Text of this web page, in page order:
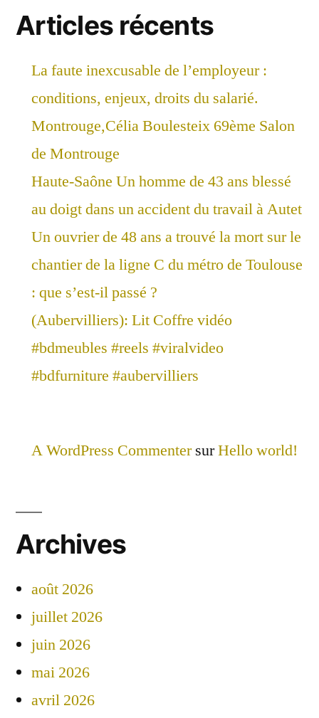
Articles récents
La faute inexcusable de l’employeur :
conditions, enjeux, droits du salarié.
Montrouge,Célia Boulesteix 69ème Salon
de Montrouge
Haute-Saône Un homme de 43 ans blessé
au doigt dans un accident du travail à Autet
Un ouvrier de 48 ans a trouvé la mort sur le
chantier de la ligne C du métro de Toulouse
: que s’est-il passé ?
(Aubervilliers): Lit Coffre vidéo
#bdmeubles #reels #viralvideo
#bdfurniture #aubervilliers
A WordPress CommentersurHello world!
Archives
août 2026
juillet 2026
juin 2026
mai 2026
avril 2026